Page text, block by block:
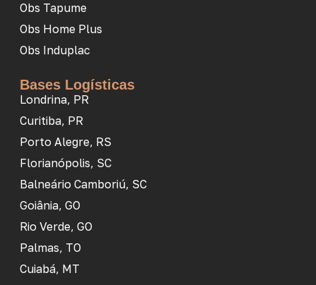
Obs Tapume
Obs Home Plus
Obs Induplac
Bases Logísticas
Londrina, PR
Curitiba, PR
Porto Alegre, RS
Florianópolis, SC
Balneário Camboriú, SC
Goiânia, GO
Rio Verde, GO
Palmas, TO
Cuiabá, MT